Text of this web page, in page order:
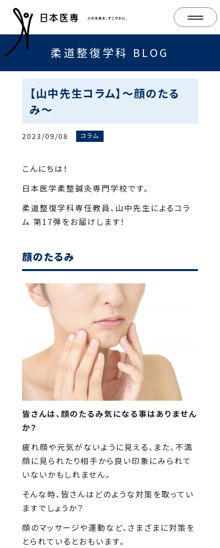
柔道整復学科 BLOG
【山中先生コラム】～顔のたる
み～
2023/09/08 コラム
こんにちは！
日本医学柔整鍼灸専門学校です。
柔道整復学科専任教員、山中先生によるコラ
ム 第17弾をお届けします！
顔のたるみ
皆さんは、顔のたるみ気になる事はありません
か？
疲れ顔や元気がないように見える、また、不満
顔に見られたり相手から良い印象にみられて
いないかもしれません。
そんな時、皆さんはどのような対策を取ってい
ますでしょうか？
顔のマッサージや運動など、さまざまに対策を
とられているとおもいます。